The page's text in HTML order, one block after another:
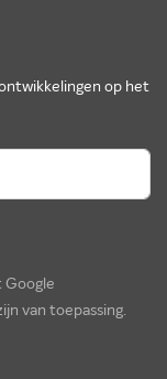
op het
Google
van toepassing.